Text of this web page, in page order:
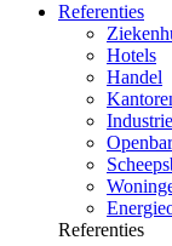
Referenties
Hotels
Handel
Industrie
Referenties